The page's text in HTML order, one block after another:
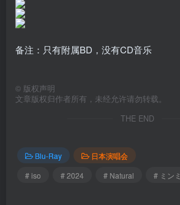
备注：只有附属BD，没有CD音乐
© 版权声明
文章版权归作者所有，未经允许请勿转载。
THE END
Blu-Ray
日本演唱会
# iso
# 2024 # Natural # ミンミ